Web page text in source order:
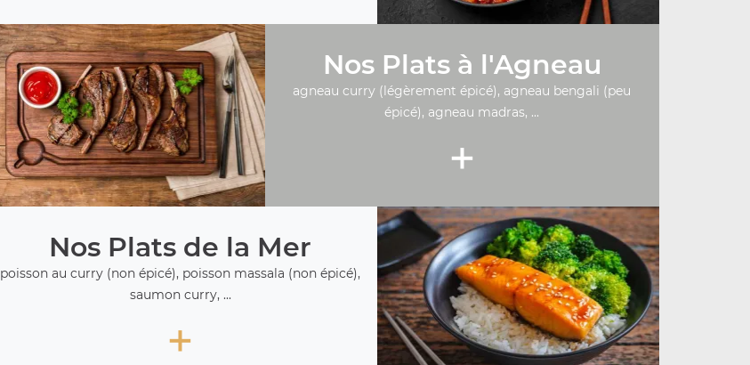
Nos Plats à l'Agneau
agneau curry (légèrement épicé), agneau bengali (peu
épicé), agneau madras, ...
+
Nos Plats de la Mer
poisson au curry (non épicé), poisson massala (non épicé),
saumon curry, ...
+